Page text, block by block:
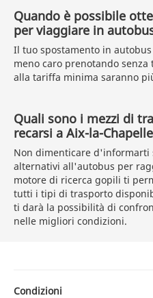
Quando è possibile
per viaggiare in
Il tuo spostamento in
meno caro prenotando
alla tariffa minima saranno
Quali sono i mezzi di
recarsi a Aix-la-
Non dimenticare d'informarti
alternativi all'autobus per
motore di ricerca gopili ti
tutti i tipi di trasporto
ti darà la possibilità di
nelle migliori condizioni.
Condizioni